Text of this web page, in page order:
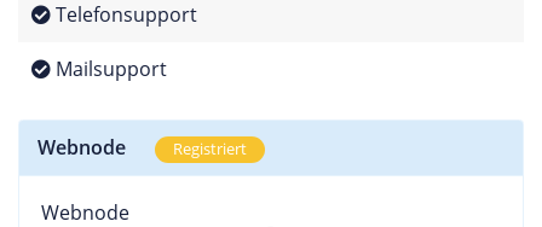
Telefonsupport
Mailsupport
Webnode Registriert
Webnode